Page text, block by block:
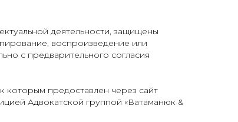
деятельности, защищены
воспроизведение или
с предварительного согласия
которым предоставлен через сайт
Адвокатской группой «Ватаманюк &